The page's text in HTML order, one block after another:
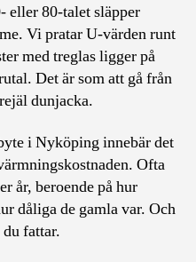
eller 80-talet släpper
Vi pratar U-värden runt
med treglas ligger på
Det är som att gå från
dunjacka.
i Nyköping innebär det
Ofta
år, beroende på hur
dåliga de gamla var. Och
fattar.